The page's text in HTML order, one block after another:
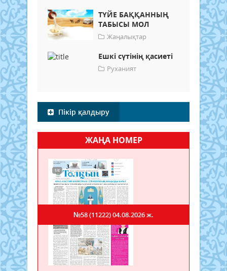
ТҮЙЕ БАҚҚАННЫҢ
ТАБЫСЫ МОЛ
Жаңалықтар
Ешкі сүтінің қасиеті
Руханият
Пікір қалдыру
ЖАҢА НОМЕР
№58 (11222)04.08.2026 ж.